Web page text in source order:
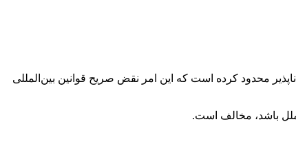
محدود کرده است که این امر نقض صریح قوانین بین‌المللی
باشد، مخالف است.